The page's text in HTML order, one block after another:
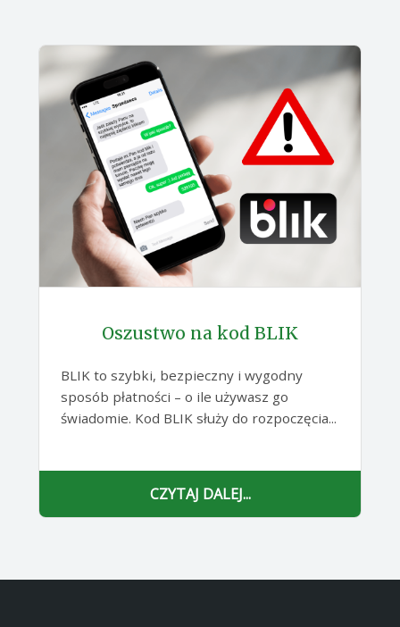
Oszustwo na kod BLIK
BLIK to szybki, bezpieczny i wygodny
sposób płatności – o ile używasz go
świadomie. Kod BLIK służy do rozpoczęcia...
CZYTAJ DALEJ...